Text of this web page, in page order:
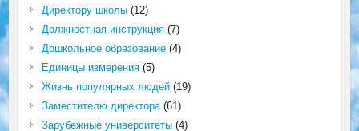
Директору школы(12)
Должностная инструкция(7)
Дошкольное образование(4)
Единицы измерения(5)
Жизнь популярных людей(19)
Заместителю директора(61)
Зарубежные университеты(4)